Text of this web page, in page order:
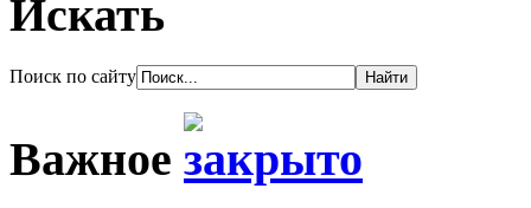
Искать
Поиск по сайту
Важное